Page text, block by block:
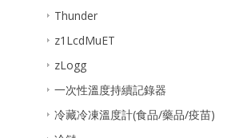
Thunder
z1LcdMuET
zLogg
一次性溫度持續記錄器
冷藏冷凍溫度計(食品/藥品/疫苗)